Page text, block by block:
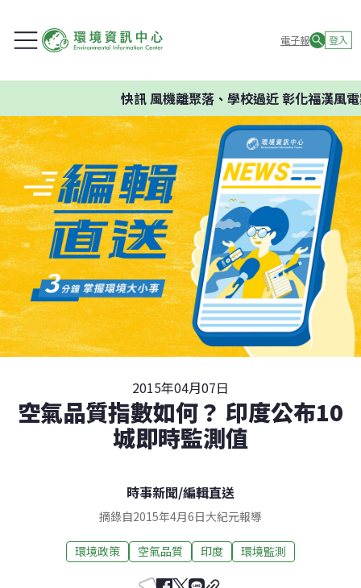
電子報 登入
快訊風機離聚落、學校過近 彰化福漢風電
2015年04月07日
空氣品質指數如何？ 印度公布10
城即時監測值
時事新聞/編輯直送
摘錄自2015年4月6日大紀元報導
環境政策 空氣品質 印度 環境監測